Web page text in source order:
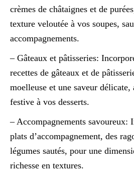
crèmes de châtaignes et de
texture veloutée à vos soupes,
accompagnements.
– Gâteaux et pâtisseries:
recettes de gâteaux et de
moelleuse et une saveur délicate,
festive à vos desserts.
– Accompagnements savoureux:
plats d’accompagnement, des
légumes sautés, pour une
richesse en textures.